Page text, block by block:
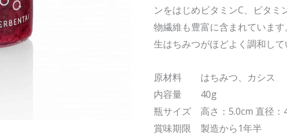
ンをはじめビタミンC、ビタミ
物繊維も豊富に含まれていま
生はちみつがほどよく調和して
原材料 はちみつ、カシス
内容量 40g
瓶サイズ 高さ：5.0cm 直径：
賞味期限 製造から1年半
入
り
「生」
ち
み
つ
40g